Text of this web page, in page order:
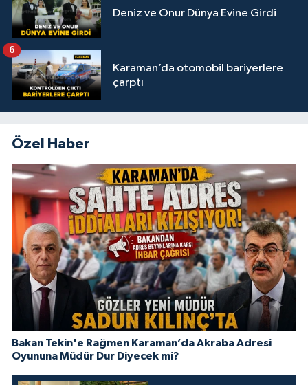
Deniz ve Onur Dünya Evine Girdi
Karaman’da otomobil bariyerlere
çarptı
6
Özel Haber
Bakan Tekin'e Rağmen Karaman’da Akraba Adresi
Oyununa Müdür Dur Diyecek mi?